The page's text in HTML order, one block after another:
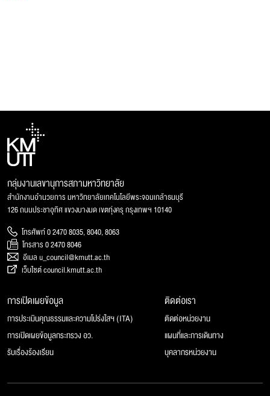
กลุ่มงานเลขานุการสภามหาวิทยาลัย
สำนักงานอำนวยการ มหาวิทยาลัยเทคโนโลยีพระจอมเกล้าธนบุรี
126 ถนนประชาอุทิศ แขวงบางมด เขตทุ่งครุ กรุงเทพฯ 10140
โทรศัพท์ 0 2470 8035, 8040, 8063
โทรสาร 0 2470 8046
อีเมล u_council@kmutt.ac.th
เว็บไซต์ council.kmutt.ac.th
การเปิดเผยข้อมูล
การประเมินคุณธรรมและความโปร่งใสฯ (ITA)
การเปิดเผยข้อมูลกระทรวง อว.
รับเรื่องร้องเรียน
ติดต่อเรา
ติดต่อหน่วยงาน
แผนที่และการเดินทาง
บุคลากรหน่วยงาน